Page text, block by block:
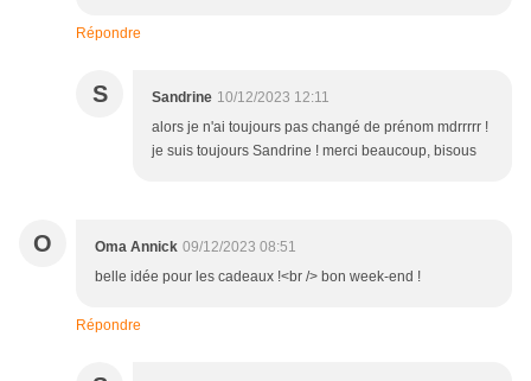
Répondre
S Sandrine 10/12/2023 12:11
alors je n'ai toujours pas changé de prénom mdrrrrr !
je suis toujours Sandrine ! merci beaucoup, bisous
O Oma Annick 09/12/2023 08:51
belle idée pour les cadeaux !<br /> bon week-end !
Répondre